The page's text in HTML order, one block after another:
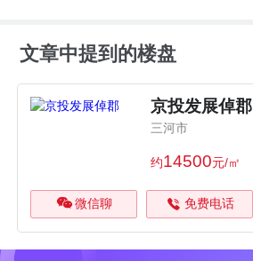
文章中提到的楼盘
京投发展倬郡
三河市
约14500元/㎡
微信聊 免费电话